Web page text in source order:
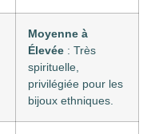
Moyenne à
Élevée : Très
spirituelle,
privilégiée pour les
bijoux ethniques.